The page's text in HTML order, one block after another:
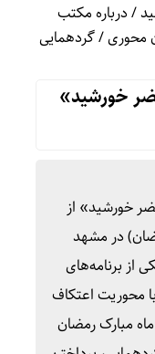
/درباره مکتب
محوری/گردهمایی
خورشید»
خورشید» از
فروردین ماه ۱۴۰۴ (۲۵ رمضان) در مشهد
از برنامه‌های
محوریت اعتکاف
مبارک رمضان